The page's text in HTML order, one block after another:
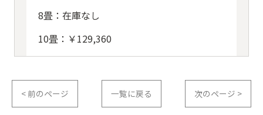
8畳：在庫なし
10畳：￥129,360
< 前のページ 一覧に戻る 次のページ >